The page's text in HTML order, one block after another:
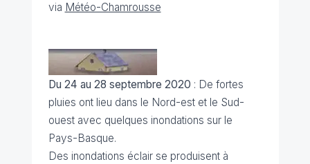
via Météo-Chamrousse
Du 24 au 28 septembre 2020 : De fortes
pluies ont lieu dans le Nord-est et le Sud-
ouest avec quelques inondations sur le
Pays-Basque.
Des inondations éclair se produisent à